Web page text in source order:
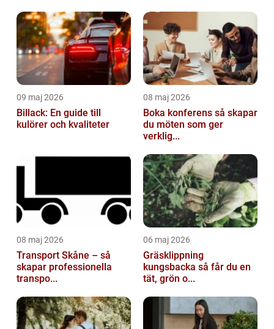
09 maj 2026
Billack: En guide till
kulörer och kvaliteter
08 maj 2026
Boka konferens så skapar
du möten som ger
verklig...
08 maj 2026
Transport Skåne – så
skapar professionella
transpo...
06 maj 2026
Gräsklippning
kungsbacka så får du en
tät, grön o...